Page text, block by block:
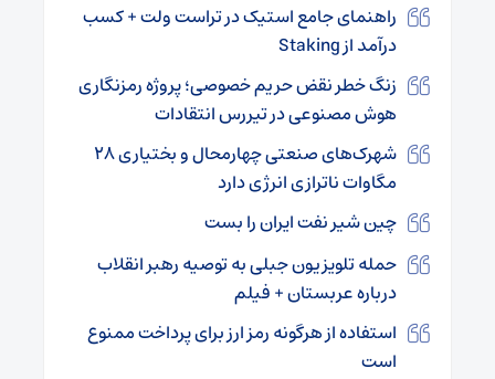
راهنمای جامع استیک در تراست ولت + کسب
درآمد از Staking
زنگ خطر نقض حریم خصوصی؛ پروژه رمزنگاری
هوش مصنوعی در تیررس انتقادات
شهرک‌های صنعتی چهارمحال و بختیاری ۲۸
مگاوات ناترازی انرژی دارد
چین شیر نفت ایران را بست
حمله تلویزیون جبلی به توصیه رهبر انقلاب
درباره عربستان + فیلم
استفاده از هرگونه رمز ارز برای پرداخت ممنوع
است